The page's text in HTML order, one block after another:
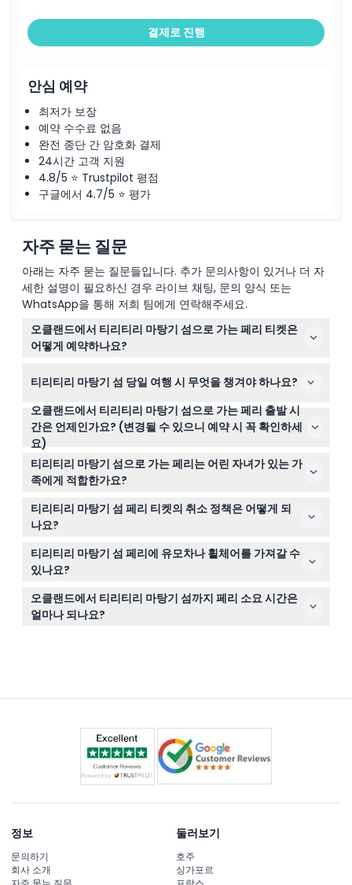
결제로 진행
안심 예약
최저가 보장
예약 수수료 없음
완전 종단 간 암호화 결제
24시간 고객 지원
4.8/5 ⭐ Trustpilot 평점
구글에서 4.7/5 ⭐ 평가
자주 묻는 질문
아래는 자주 묻는 질문들입니다. 추가 문의사항이 있거나 더 자
세한 설명이 필요하신 경우 라이브 채팅, 문의 양식 또는
WhatsApp을 통해 저희 팀에게 연락해주세요.
오클랜드에서 티리티리 마탕기 섬으로 가는 페리 티켓은
어떻게 예약하나요?
수 있습니다. 특히 11월부터 4월까지 성수기에는 원하는 날
티리티리 마탕기 섬 당일 여행 시 무엇을 챙겨야 하나요?
섬에는 음식점이 없으니 간식과 음료수를 꼭 챙기세요. 또
한 편안한 워킹화 착용과 모자, 자외선 차단제 같은 햇볕 차
단용품도 준비하세요.
오클랜드에서 티리티리 마탕기 섬으로 가는 페리 출발 시
간은 언제인가요? (변경될 수 있으니 예약 시 꼭 확인하세
요)
페리는 수요일부터 일요일까지 주 5일 운영되며, 평일에는
오전 9시에, 주말에는 오전 8시 30분에 출발합니다. 여름
성수기에는 운항 횟수가 더 많아질 수 있습니다(변경 가능
하니 예약 시 꼭 확인하세요).
티리티리 마탕기 섬으로 가는 페리는 어린 자녀가 있는 가
족에게 적합한가요?
네, 맞습니다! 0-4세 어린이는 유료 성인 동반 시 무료로 탑
승할 수 있지만, 예약 시 모든 어린이도 인원에 포함해야 합
니다. 단, 페리는 유모차나 휠체어 접근이 불가능합니다.
티리티리 마탕기 섬 페리 티켓의 취소 정책은 어떻게 되
나요?
티켓은 환불 불가하며 취소할 수 없습니다. 티켓은 엄격히
양도 불가능하므로 예약한 정확한 날짜와 시간에 사용해야
합니다.
티리티리 마탕기 섬 페리에 유모차나 휠체어를 가져갈 수
있나요?
페리는 유모차나 휠체어 접근이 불가능하므로 여행 시 특별
한 도움이 필요하면 미리 계획하시기 바랍니다.
오클랜드에서 티리티리 마탕기 섬까지 페리 소요 시간은
얼마나 되나요?
정보
문의하기
회사 소개
둘러보기
호주
싱가포르